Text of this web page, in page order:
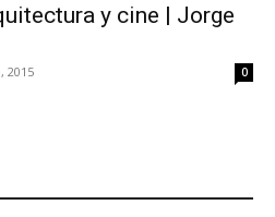
y cine | Jorge
2015 0